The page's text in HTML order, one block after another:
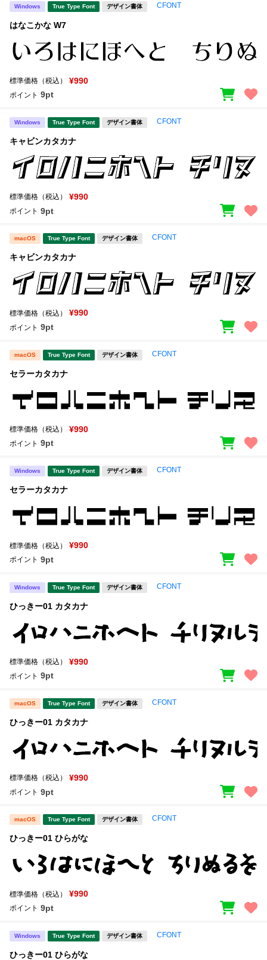
Windows True Type Font デザイン書体 CFONT
はなこかな W7
標準価格（税込） ¥990
ポイント 9pt
Windows True Type Font デザイン書体 CFONT
キャビンカタカナ
標準価格（税込） ¥990
ポイント 9pt
macOS True Type Font デザイン書体 CFONT
キャビンカタカナ
標準価格（税込） ¥990
ポイント 9pt
macOS True Type Font デザイン書体 CFONT
セラーカタカナ
標準価格（税込） ¥990
ポイント 9pt
Windows True Type Font デザイン書体 CFONT
セラーカタカナ
標準価格（税込） ¥990
ポイント 9pt
Windows True Type Font デザイン書体 CFONT
ひっきー01 カタカナ
標準価格（税込） ¥990
ポイント 9pt
macOS True Type Font デザイン書体 CFONT
ひっきー01 カタカナ
標準価格（税込） ¥990
ポイント 9pt
macOS True Type Font デザイン書体 CFONT
ひっきー01 ひらがな
標準価格（税込） ¥990
ポイント 9pt
Windows True Type Font デザイン書体 CFONT
ひっきー01 ひらがな